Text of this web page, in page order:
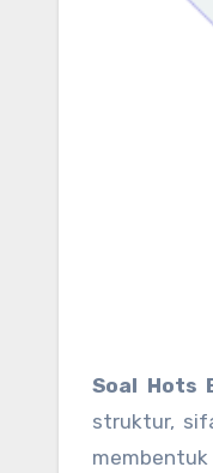
Soal Hots
struktur,